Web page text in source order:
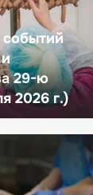
29-ю
2026 г.)